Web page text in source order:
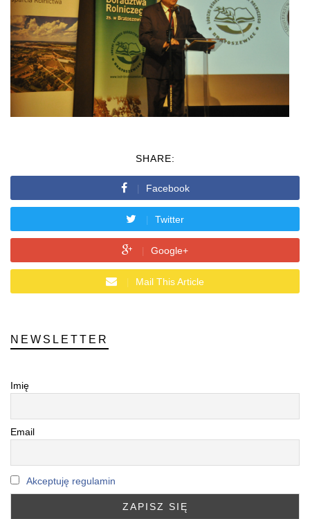
SHARE:
Facebook
Twitter
Google+
Mail This Article
NEWSLETTER
Imię
Email
Akceptuję regulamin